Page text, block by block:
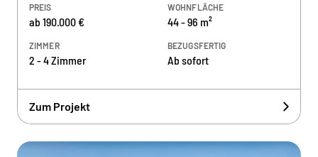
PREIS
ab 190.000 €
WOHNFLÄCHE
44 - 96 m²
ZIMMER
2 - 4 Zimmer
BEZUGSFERTIG
Ab sofort
Zum Projekt